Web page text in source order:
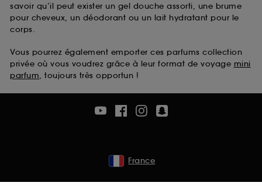
savoir qu’il peut exister un gel douche assorti, une brume
pour cheveux, un déodorant ou un lait hydratant pour le
corps.
Vous pourrez également emporter ces parfums collection
privée où vous voudrez grâce à leur format de voyage mini
parfum, toujours très opportun !
France